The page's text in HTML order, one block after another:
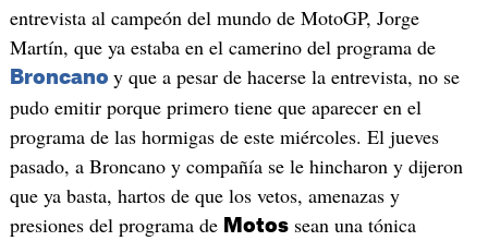
entrevista al campeón del mundo de MotoGP, Jorge
Martín, que ya estaba en el camerino del programa de
Broncano y que a pesar de hacerse la entrevista, no se
pudo emitir porque primero tiene que aparecer en el
programa de las hormigas de este miércoles. El jueves
pasado, a Broncano y compañía se le hincharon y dijeron
que ya basta, hartos de que los vetos, amenazas y
presiones del programa de Motossean una tónica